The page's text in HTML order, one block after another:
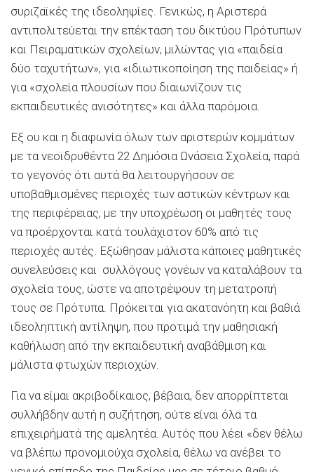
συριζαϊκές της ιδεοληψίες. Γενικώς, η Αριστερά
αντιπολιτεύεται την επέκταση του δικτύου Πρότυπων
και Πειραματικών σχολείων, μιλώντας για «παιδεία
δύο ταχυτήτων», για «ιδιωτικοποίηση της παιδείας» ή
για «σχολεία πλουσίων που διαιωνίζουν τις
εκπαιδευτικές ανισότητες» και άλλα παρόμοια.
Εξ ου και η διαφωνία όλων των αριστερών κομμάτων
με τα νεοϊδρυθέντα 22 Δημόσια Ωνάσεια Σχολεία, παρά
το γεγονός ότι αυτά θα λειτουργήσουν σε
υποβαθμισμένες περιοχές των αστικών κέντρων και
της περιφέρειας, με την υποχρέωση οι μαθητές τους
να προέρχονται κατά τουλάχιστον 60% από τις
περιοχές αυτές. Εξώθησαν μάλιστα κάποιες μαθητικές
συνελεύσεις και συλλόγους γονέων να καταλάβουν τα
σχολεία τους, ώστε να αποτρέψουν τη μετατροπή
τους σε Πρότυπα. Πρόκειται για ακατανόητη και βαθιά
ιδεοληπτική αντίληψη, που προτιμά την μαθησιακή
καθήλωση από την εκπαιδευτική αναβάθμιση και
μάλιστα φτωχών περιοχών.
Για να είμαι ακριβοδίκαιος, βέβαια, δεν απορρίπτεται
συλλήβδην αυτή η συζήτηση, ούτε είναι όλα τα
επιχειρήματά της αμελητέα. Αυτός που λέει «δεν θέλω
να βλέπω προνομιούχα σχολεία, θέλω να ανέβει το